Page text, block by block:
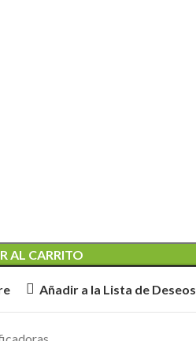
AL CARRITO
Añadir a la Lista de Deseos